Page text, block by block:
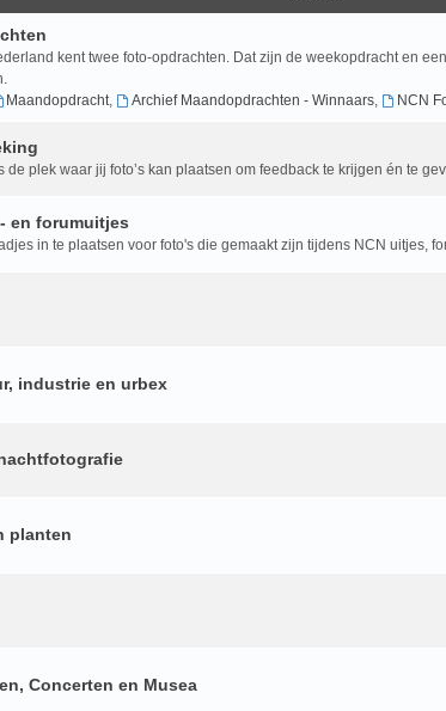
kent twee foto-opdrachten. Dat zijn de weekopdracht en
Maandopdracht, Archief Maandopdrachten - Winnaars, NCN
de plek waar jij foto’s kan plaatsen om feedback te krijgen én te
en forumuitjes
in te plaatsen voor foto's die gemaakt zijn tijdens NCN uitjes,
industrie en urbex
planten
Concerten en Musea